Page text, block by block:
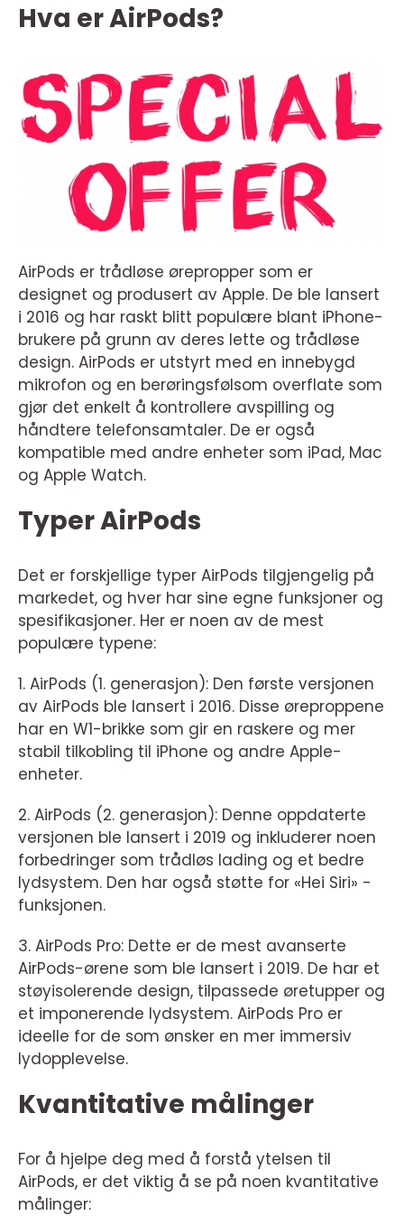
Hva er AirPods?
AirPods er trådløse ørepropper som er
designet og produsert av Apple. De ble lansert
i 2016 og har raskt blitt populære blant iPhone-
brukere på grunn av deres lette og trådløse
design. AirPods er utstyrt med en innebygd
mikrofon og en berøringsfølsom overflate som
gjør det enkelt å kontrollere avspilling og
håndtere telefonsamtaler. De er også
kompatible med andre enheter som iPad, Mac
og Apple Watch.
Typer AirPods
Det er forskjellige typer AirPods tilgjengelig på
markedet, og hver har sine egne funksjoner og
spesifikasjoner. Her er noen av de mest
populære typene:
1. AirPods (1. generasjon): Den første versjonen
av AirPods ble lansert i 2016. Disse øreproppene
har en W1-brikke som gir en raskere og mer
stabil tilkobling til iPhone og andre Apple-
enheter.
2. AirPods (2. generasjon): Denne oppdaterte
versjonen ble lansert i 2019 og inkluderer noen
forbedringer som trådløs lading og et bedre
lydsystem. Den har også støtte for «Hei Siri» -
funksjonen.
3. AirPods Pro: Dette er de mest avanserte
AirPods-ørene som ble lansert i 2019. De har et
støyisolerende design, tilpassede øretupper og
et imponerende lydsystem. AirPods Pro er
ideelle for de som ønsker en mer immersiv
lydopplevelse.
Kvantitative målinger
For å hjelpe deg med å forstå ytelsen til
AirPods, er det viktig å se på noen kvantitative
målinger: